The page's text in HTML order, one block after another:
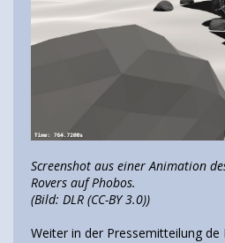
Screenshot aus einer Animation
Rovers auf Phobos.
(Bild: DLR (CC-BY 3.0))
Weiter in der Pressemitteilung de